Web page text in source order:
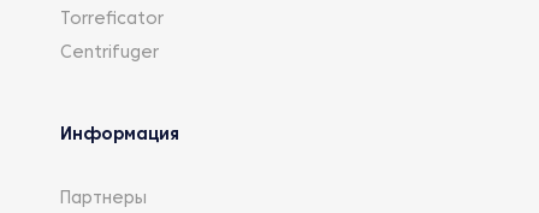
Torreficator
Centrifuger
Информация
Партнеры